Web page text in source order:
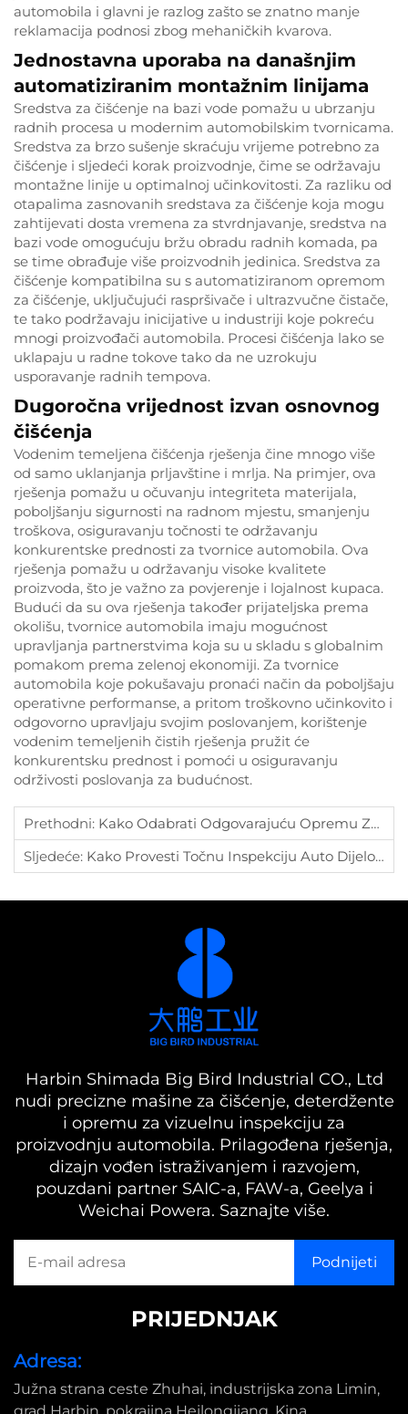
automobila i glavni je razlog zašto se znatno manje
reklamacija podnosi zbog mehaničkih kvarova.
Jednostavna uporaba na današnjim
automatiziranim montažnim linijama
Sredstva za čišćenje na bazi vode pomažu u ubrzanju
radnih procesa u modernim automobilskim tvornicama.
Sredstva za brzo sušenje skraćuju vrijeme potrebno za
čišćenje i sljedeći korak proizvodnje, čime se održavaju
montažne linije u optimalnoj učinkovitosti. Za razliku od
otapalima zasnovanih sredstava za čišćenje koja mogu
zahtijevati dosta vremena za stvrdnjavanje, sredstva na
bazi vode omogućuju bržu obradu radnih komada, pa
se time obrađuje više proizvodnih jedinica. Sredstva za
čišćenje kompatibilna su s automatiziranom opremom
za čišćenje, uključujući raspršivače i ultrazvučne čistače,
te tako podržavaju inicijative u industriji koje pokreću
mnogi proizvođači automobila. Procesi čišćenja lako se
uklapaju u radne tokove tako da ne uzrokuju
usporavanje radnih tempova.
Dugoročna vrijednost izvan osnovnog
čišćenja
Vodenim temeljena čišćenja rješenja čine mnogo više
od samo uklanjanja prljavštine i mrlja. Na primjer, ova
rješenja pomažu u očuvanju integriteta materijala,
poboljšanju sigurnosti na radnom mjestu, smanjenju
troškova, osiguravanju točnosti te održavanju
konkurentske prednosti za tvornice automobila. Ova
rješenja pomažu u održavanju visoke kvalitete
proizvoda, što je važno za povjerenje i lojalnost kupaca.
Budući da su ova rješenja također prijateljska prema
okolišu, tvornice automobila imaju mogućnost
upravljanja partnerstvima koja su u skladu s globalnim
pomakom prema zelenoj ekonomiji. Za tvornice
automobila koje pokušavaju pronaći način da poboljšaju
operativne performanse, a pritom troškovno učinkovito i
odgovorno upravljaju svojim poslovanjem, korištenje
vodenim temeljenih čistih rješenja pružit će
konkurentsku prednost i pomoći u osiguravanju
održivosti poslovanja za budućnost.
Prethodni: Kako Odabrati Odgovarajuću Opremu Za Vizualno Provjeru Auto Dijelova?
Sljedeće: Kako Provesti Točnu Inspekciju Auto Dijelova?
Harbin Shimada Big Bird Industrial CO., Ltd
nudi precizne mašine za čišćenje, deterdžente
i opremu za vizuelnu inspekciju za
proizvodnju automobila. Prilagođena rješenja,
dizajn vođen istraživanjem i razvojem,
pouzdani partner SAIC-a, FAW-a, Geelya i
Weichai Powera. Saznajte više.
PRIJEDNJAK
Adresa:
Južna strana ceste Zhuhai, industrijska zona Limin,